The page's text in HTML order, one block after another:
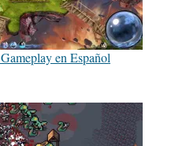
en Español